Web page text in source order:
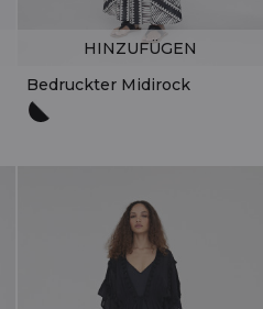
Bedruckter Midirock
HINZUFÜGEN